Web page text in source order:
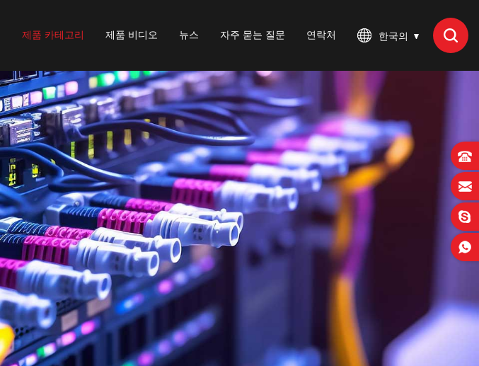
한국의
제품 카테고리 제품 비디오 뉴스 자주 묻는 질문 연락처